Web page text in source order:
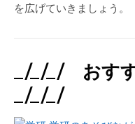
を広げていきましょう。
_/_/_/ おす
_/_/_/